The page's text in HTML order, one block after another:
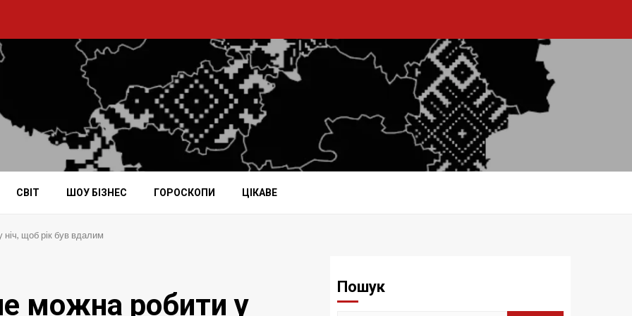
СВІТ ШОУ БІЗНЕС ГОРОСКОПИ ЦІКАВЕ
ніч, щоб рік був вдалим
можна робити у
Пошук